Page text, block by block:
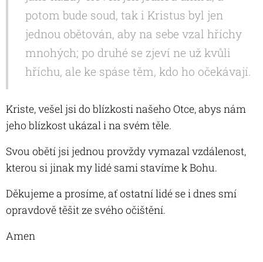
potom bude soud, tak i Kristus byl jen
jednou obětován, aby na sebe vzal hříchy
mnohých; po druhé se zjeví ne už kvůli
hříchu, ale ke spáse těm, kdo ho očekávají.
Kriste, vešel jsi do blízkosti našeho Otce, abys nám
jeho blízkost ukázal i na svém těle.
Svou obětí jsi jednou provždy vymazal vzdálenost,
kterou si jinak my lidé sami stavíme k Bohu.
Děkujeme a prosíme, ať ostatní lidé se i dnes smí
opravdově těšit ze svého očištění.
Amen